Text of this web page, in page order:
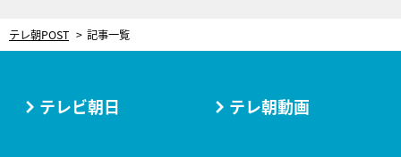
テレ朝POST 記事一覧
テレビ朝日 テレ朝動画